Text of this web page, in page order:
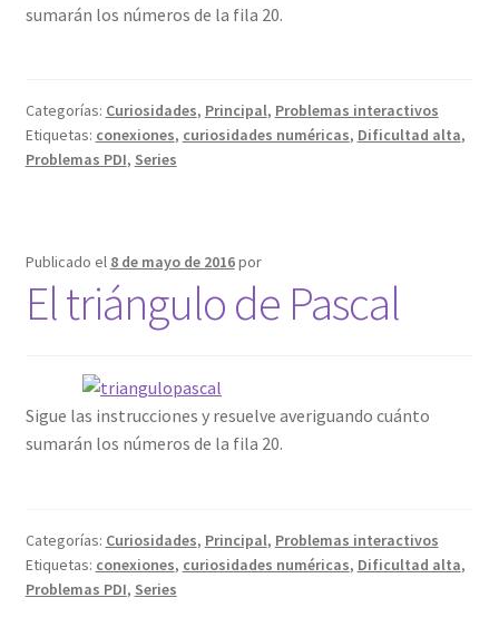
sumarán los números de la fila 20.
Categorías: Curiosidades, Principal, Problemas interactivos
Etiquetas: conexiones, curiosidades numéricas, Dificultad alta,
Problemas PDI, Series
Publicado el 8 de mayo de 2016por
El triángulo de Pascal
Sigue las instrucciones y resuelve averiguando cuánto
sumarán los números de la fila 20.
Categorías: Curiosidades, Principal, Problemas interactivos
Etiquetas: conexiones, curiosidades numéricas, Dificultad alta,
Problemas PDI, Series